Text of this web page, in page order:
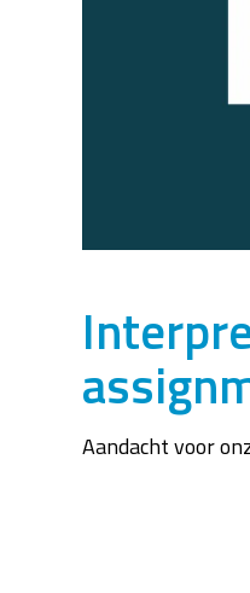
Aandacht voor